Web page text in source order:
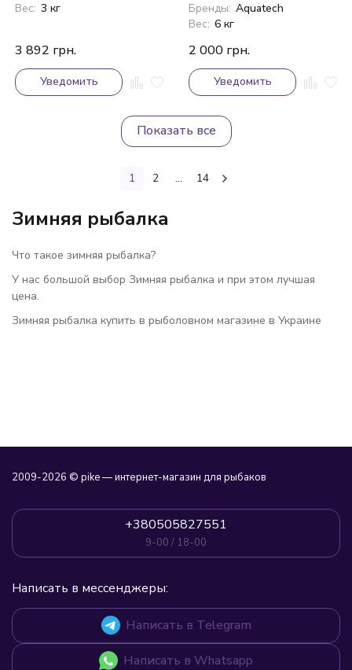
Вес: 3 кг
3 892 грн.
Уведомить
Бренды: Aquatech
Вес: 6 кг
2 000 грн.
Уведомить
Показать все
1 2 ... 14
Зимняя рыбалка
Что такое зимняя рыбалка?
У нас большой выбор Зимняя рыбалка и при этом лучшая
цена.
Зимняя рыбалка купить в рыболовном магазине в Украине
2009-2026 © pike — интернет-магазин для рыбаков
+380505827551
9-00 / 18-00
Написать в мессенджеры:
Написать в Telegram
Написать в Whatsapp